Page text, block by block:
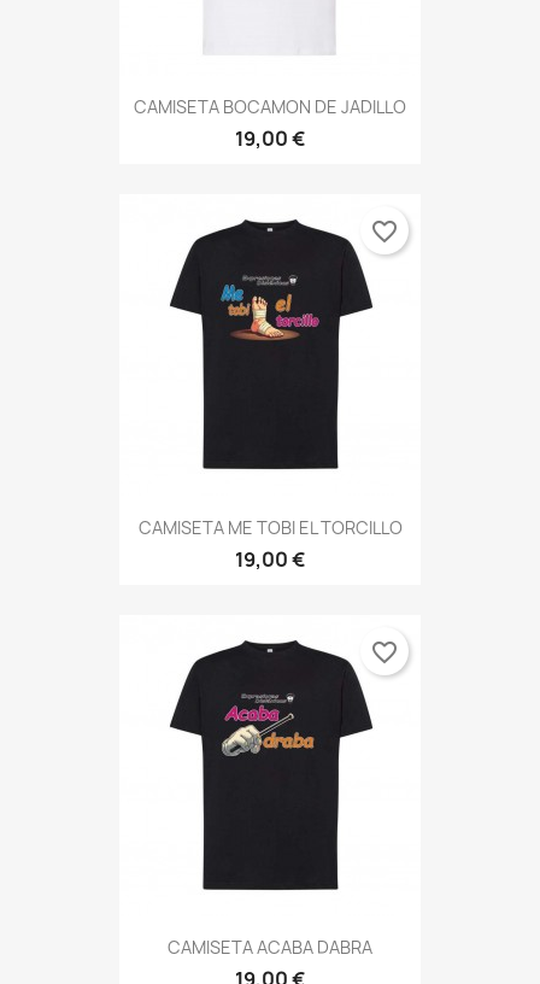
CAMISETA BOCAMON DE JADILLO
19,00 €
CAMISETA ME TOBI EL TORCILLO
19,00 €
favorite_border
CAMISETA ACABA DABRA
favorite_border